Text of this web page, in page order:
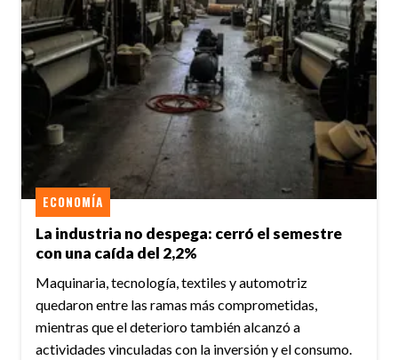
La industria no despega: cerró el semestre
con una caída del 2,2%
ECONOMÍA
Maquinaria, tecnología, textiles y automotriz
quedaron entre las ramas más comprometidas,
mientras que el deterioro también alcanzó a
actividades vinculadas con la inversión y el consumo.